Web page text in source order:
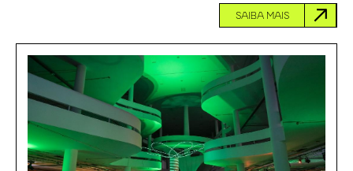
SAIBA MAIS